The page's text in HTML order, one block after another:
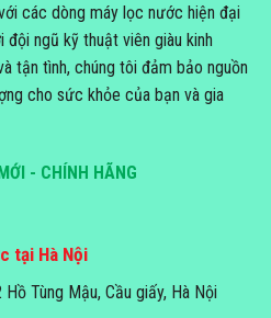
các dòng máy lọc nước hiện đại
đội ngũ kỹ thuật viên giàu kinh
tận tình, chúng tôi đảm bảo nguồn
cho sức khỏe của bạn và gia
- CHÍNH HÃNG
tại Hà Nội
Tùng Mậu, Cầu giấy, Hà Nội